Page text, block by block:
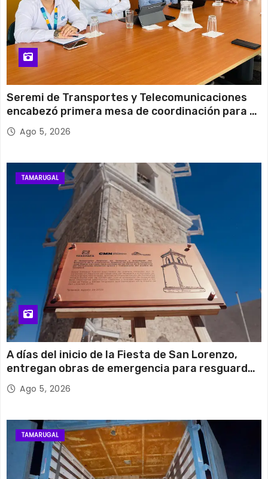
Seremi de Transportes y Telecomunicaciones
encabezó primera mesa de coordinación para el
retiro de cables en desuso en Iquique
Ago 5, 2026
TAMARUGAL
A días del inicio de la Fiesta de San Lorenzo,
entregan obras de emergencia para resguardar
su histórico campanario
Ago 5, 2026
TAMARUGAL